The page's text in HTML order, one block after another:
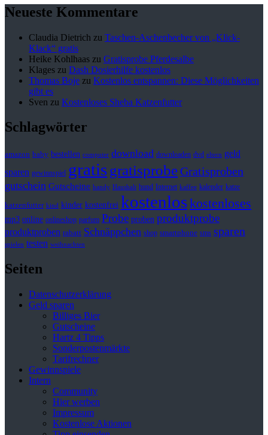
Neueste Kommentare
Claudia Dietrich zu Taschen-Aschenbecher von „Klick-
Klack“ gratis
Heike Kohlhaas zu Gratisprobe Pferdesalbe
Klages zu Dash Dosierhilfe kostenlos
Thomas Boje zu Kostenlos entspannen: Diese Möglichkeiten
gibt es
Sven zu Kostenloses Sheba Katzenfutter
Schlagwörter
amazon baby bestellen computer download downloaden dvd eltern geld
sparen gewinnspiel gratisgratisprobeGratisproben
gutschein Gutscheine handy Haushalt hund Internet kaffee kalender katze
katzenfutter kind kinder kostenfrei kostenloskostenloses
mp3 online onlineshop parfum Probe proben produktprobe
produktproben rabatt Schnäppchen shop smartphone sms sparen
spielen testen weihnachten
Seiten
Datenschutzerklärung
Geld sparen
Billiges Bier
Gutscheine
Hartz 4 Tipps
Sonderpostenmärkte
Tarifrechner
Gewinnspiele
Intern
Community
Hier werben
Impressum
Kostenlose Aktionen